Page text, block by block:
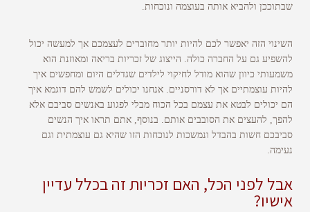
שבתוככן ולהביא אותה בעוצמה ונוכחות.
השינוי הזה יאפשר לכם להיות יותר מחוברים לעצמכם אך למעשה יכול
להשפיע גם על החברה כולה. הייצוג של זכריות בריאה ומאוזנת הוא
משמעותי כיוון שהוא מודל לחיקוי לילדים שגדלים היום ומחפשים איך
להיות עוצמתיים אך לא דורסניים. אנחנו יכולים לשמש להם דוגמא איך
הם יכולים לבטא את עצמם בכל הכוח מבלי לפגוע באנשים סביבם אלא
להפך, להעצים את הסובבים אותם. בנוסף, אתם תראו איך הנשים
סביבכם חשות בהבדל ונמשכות לנוכחות הזו שהיא גם עוצמתית וגם
נעימה.
אבל לפני הכל, האם זכריות זה בכלל עדיין
אישיו?